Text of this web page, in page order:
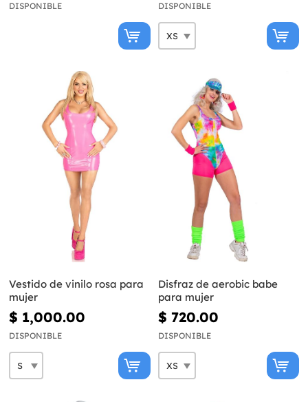
DISPONIBLE DISPONIBLE
Vestido de vinilo rosa para
mujer
$ 1,000.00
DISPONIBLE
Disfraz de aerobic babe
para mujer
$ 720.00
DISPONIBLE